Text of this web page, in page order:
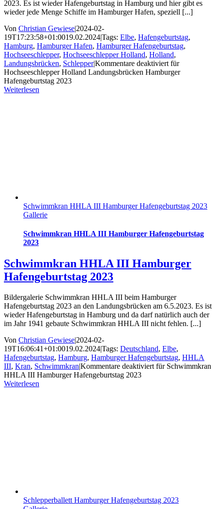
2023. Es ist wieder Hafengeburtstag in Hamburg und hier gibt es
wieder jede Menge Schiffe im Hamburger Hafen, speziell [...]
Von Christian Gewiese|2024-02-
19T17:23:58+01:0019.02.2024|Tags: Elbe, Hafengeburtstag,
Hamburg, Hamburger Hafen, Hamburger Hafengeburtstag,
Hochseeschlepper, Hochseeschlepper Holland, Holland,
Landungsbrücken, Schlepper|Kommentare deaktiviert für
Hochseeschlepper Holland Landungsbrücken Hamburger
Hafengeburtstag 2023
Weiterlesen
Schwimmkran HHLA III Hamburger Hafengeburtstag 2023
Gallerie
Schwimmkran HHLA III Hamburger Hafengeburtstag
2023
Schwimmkran HHLA III Hamburger
Hafengeburtstag 2023
Bildergalerie Schwimmkran HHLA III beim Hamburger
Hafengeburtstag 2023 an den Landungsbrücken am 6.5.2023. Es ist
wieder Hafengeburtstag in Hamburg und da darf natürlich auch der
im Jahr 1941 gebaute Schwimmkran HHLA III nicht fehlen. [...]
Von Christian Gewiese|2024-02-
19T16:06:41+01:0019.02.2024|Tags: Deutschland, Elbe,
Hafengeburtstag, Hamburg, Hamburger Hafengeburtstag, HHLA
III, Kran, Schwimmkran|Kommentare deaktiviert für Schwimmkran
HHLA III Hamburger Hafengeburtstag 2023
Weiterlesen
Schlepperballett Hamburger Hafengeburtstag 2023